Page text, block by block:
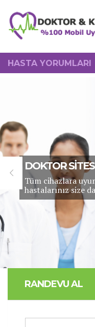
HASTA YORUMLARI
DOKTOR
Tüm cihazlara
hastalarınız size
RANDEVU AL